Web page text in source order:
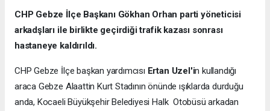
CHP Gebze İlçe Başkanı Gökhan Orhan parti yöneticisi
arkadşları ile birlikte geçirdiği trafik kazası sonrası
hastaneye kaldırıldı.
CHP Gebze İlçe başkan yardımcısı Ertan Uzel'in kullandığı
araca Gebze Alaattin Kurt Stadının önünde ışıklarda durduğu
anda, Kocaeli Büyükşehir Belediyesi Halk Otobüsü arkadan